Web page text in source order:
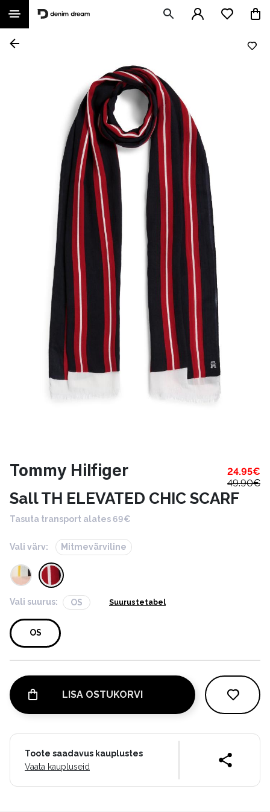
Tommy Hilfiger 24.95€
49.90€
Sall TH ELEVATED CHIC SCARF
Tasuta transport alates 69€
Vali värv: Mitmevärviline
Vali suurus: OS Suurustetabel
OS
LISA OSTUKORVI
Toote saadavus kauplustes
Vaata kaupluseid